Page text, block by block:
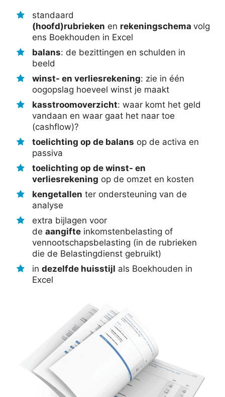
standaard
(hoofd)rubrieken en rekeningschema volg
ens Boekhouden in Excel
balans: de bezittingen en schulden in
beeld
winst- en verliesrekening: zie in één
oogopslag hoeveel winst je maakt
kasstroomoverzicht: waar komt het geld
vandaan en waar gaat het naar toe
(cashflow)?
toelichting op de balans op de activa en
passiva
toelichting op de winst- en
verliesrekening op de omzet en kosten
kengetallen ter ondersteuning van de
analyse
extra bijlagen voor
de aangifte inkomstenbelasting of
vennootschapsbelasting (in de rubrieken
die de Belastingdienst gebruikt)
in dezelfde huisstijl als Boekhouden in
Excel